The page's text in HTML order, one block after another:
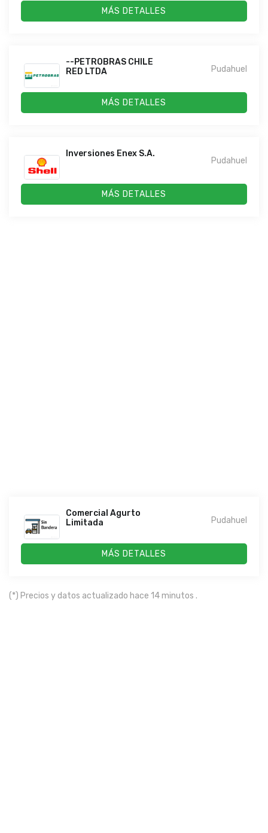
MÁS DETALLES
--PETROBRAS CHILE
RED LTDA
Pudahuel
MÁS DETALLES
Inversiones Enex S.A.
Pudahuel
MÁS DETALLES
Comercial Agurto
Limitada
Pudahuel
MÁS DETALLES
(*) Precios y datos actualizado hace 14 minutos .